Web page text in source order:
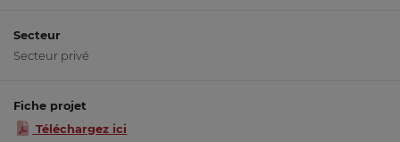
Secteur
Secteur privé
Fiche projet
Téléchargez ici